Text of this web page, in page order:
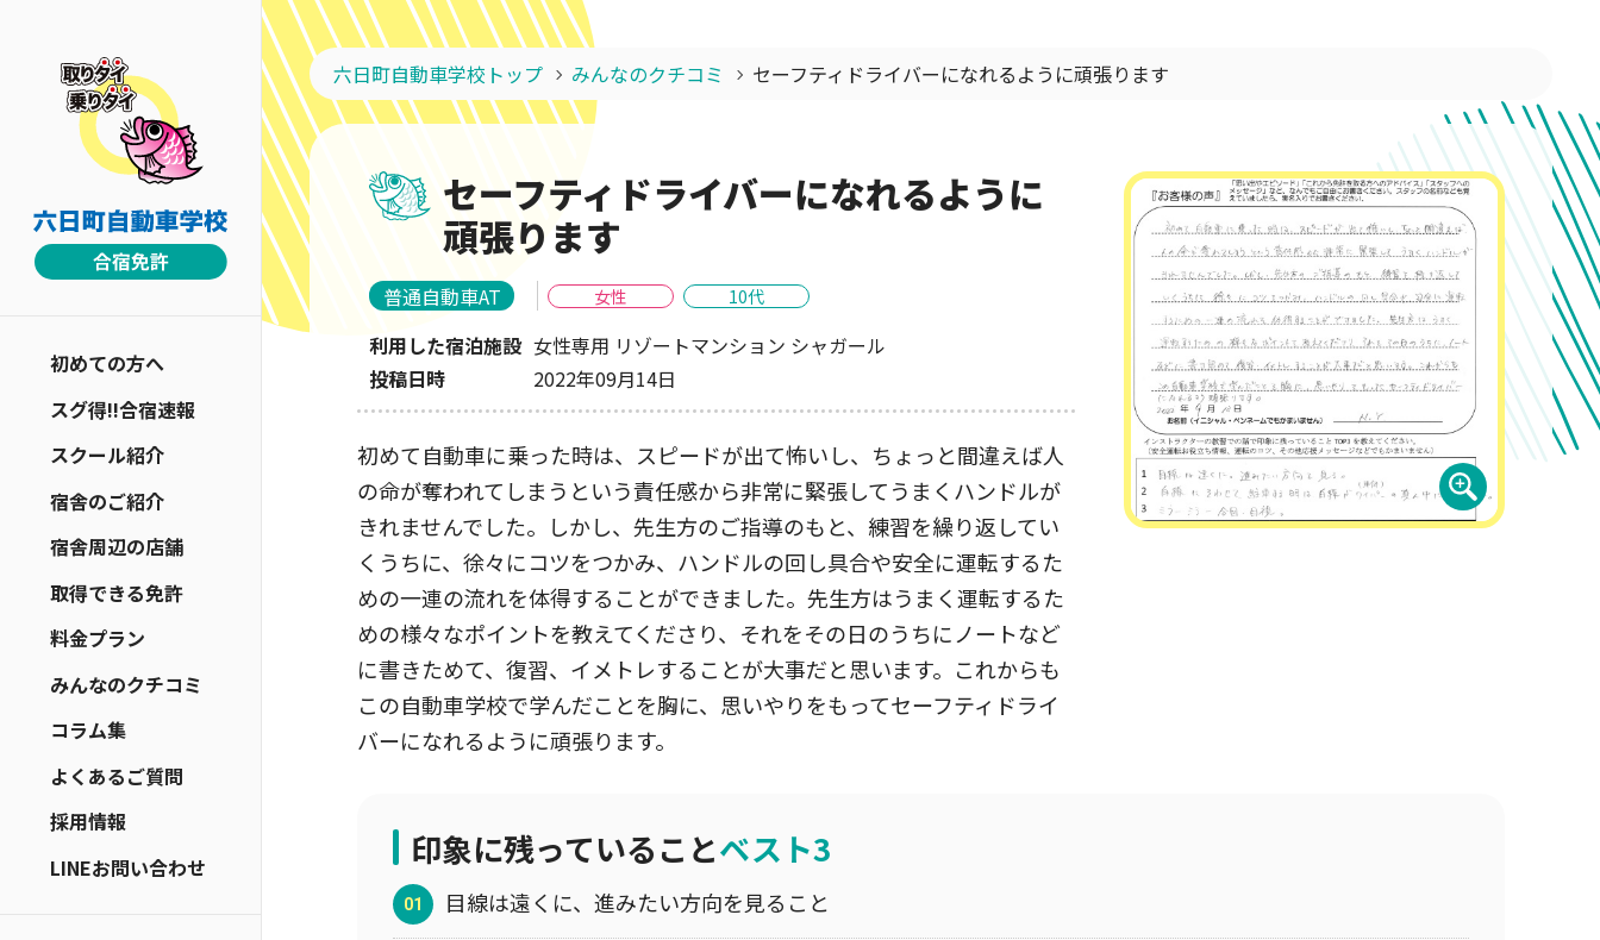
初めての方へ
スグ得!!合宿速報
スクール紹介
宿舎のご紹介
宿舎周辺の店舗
取得できる免許
料金プラン
みんなのクチコミ
コラム集
よくあるご質問
採用情報
LINEお問い合わせ
六日町自動車学校トップ みんなのクチコミ セーフティドライバーになれるように頑張ります
セーフティドライバーになれるように
頑張ります
普通自動車AT 女性 10代
利用した宿泊施設 女性専用 リゾートマンション シャガール
投稿日時
2022年09月14日
初めて自動車に乗った時は、スピードが出て怖いし、ちょっと間違えば人
の命が奪われてしまうという責任感から非常に緊張してうまくハンドルが
きれませんでした。しかし、先生方のご指導のもと、練習を繰り返してい
くうちに、徐々にコツをつかみ、ハンドルの回し具合や安全に運転するた
めの一連の流れを体得することができました。先生方はうまく運転するた
めの様々なポイントを教えてくださり、それをその日のうちにノートなど
に書きためて、復習、イメトレすることが大事だと思います。これからも
この自動車学校で学んだことを胸に、思いやりをもってセーフティドライ
バーになれるように頑張ります。
印象に残っていることベスト3
目線は遠くに、進みたい方向を見ること